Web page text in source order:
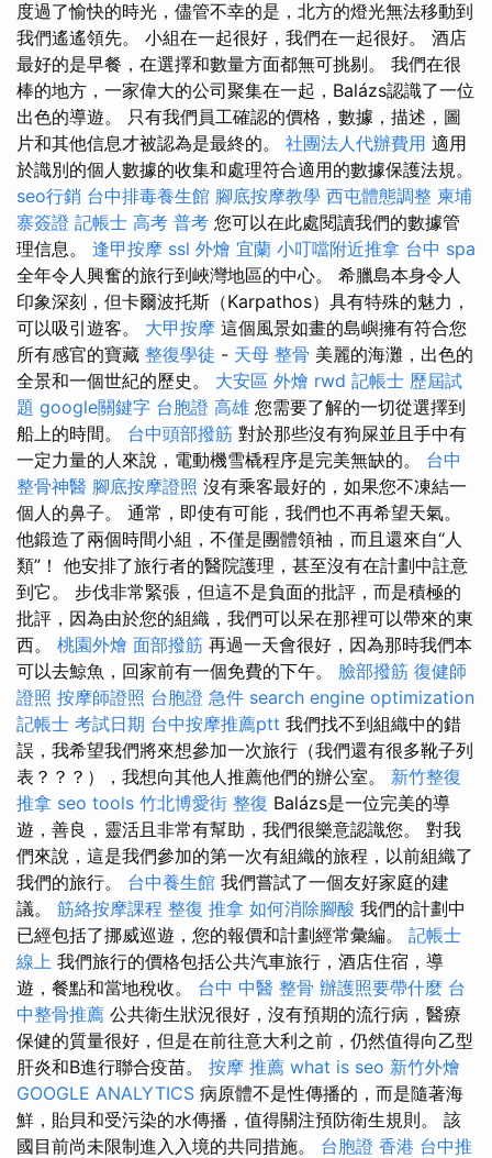
度過了愉快的時光，儘管不幸的是，北方的燈光無法移動到
我們遙遙領先。 小組在一起很好，我們在一起很好。 酒店
最好的是早餐，在選擇和數量方面都無可挑剔。 我們在很
棒的地方，一家偉大的公司聚集在一起，Balázs認識了一位
出色的導遊。 只有我們員工確認的價格，數據，描述，圖
片和其他信息才被認為是最終的。 社團法人代辦費用 適用
於識別的個人數據的收集和處理符合適用的數據保護法規。
seo行銷 台中排毒養生館 腳底按摩教學 西屯體態調整 柬埔
寨簽證 記帳士 高考 普考 您可以在此處閱讀我們的數據管
理信息。 逢甲按摩 ssl 外燴 宜蘭 小叮噹附近推拿 台中 spa
全年令人興奮的旅行到峽灣地區的中心。 希臘島本身令人
印象深刻，但卡爾波托斯（Karpathos）具有特殊的魅力，
可以吸引遊客。 大甲按摩 這個風景如畫的島嶼擁有符合您
所有感官的寶藏 整復學徒 - 天母 整骨 美麗的海灘，出色的
全景和一個世紀的歷史。 大安區 外燴 rwd 記帳士 歷屆試
題 google關鍵字 台胞證 高雄 您需要了解的一切從選擇到
船上的時間。 台中頭部撥筋 對於那些沒有狗屎並且手中有
一定力量的人來說，電動機雪橇程序是完美無缺的。 台中
整骨神醫 腳底按摩證照 沒有乘客最好的，如果您不凍結一
個人的鼻子。 通常，即使有可能，我們也不再希望天氣。
他鍛造了兩個時間小組，不僅是團體領袖，而且還來自“人
類”！ 他安排了旅行者的醫院護理，甚至沒有在計劃中註意
到它。 步伐非常緊張，但這不是負面的批評，而是積極的
批評，因為由於您的組織，我們可以呆在那裡可以帶來的東
西。 桃園外燴 面部撥筋 再過一天會很好，因為那時我們本
可以去鯨魚，回家前有一個免費的下午。 臉部撥筋 復健師
證照 按摩師證照 台胞證 急件 search engine optimization
記帳士 考試日期 台中按摩推薦ptt 我們找不到組織中的錯
誤，我希望我們將來想參加一次旅行（我們還有很多靴子列
表？？？），我想向其他人推薦他們的辦公室。 新竹整復
推拿 seo tools 竹北博愛街 整復 Balázs是一位完美的導
遊，善良，靈活且非常有幫助，我們很樂意認識您。 對我
們來說，這是我們參加的第一次有組織的旅程，以前組織了
我們的旅行。 台中養生館 我們嘗試了一個友好家庭的建
議。 筋絡按摩課程 整復 推拿 如何消除腳酸 我們的計劃中
已經包括了挪威巡遊，您的報價和計劃經常彙編。 記帳士
線上 我們旅行的價格包括公共汽車旅行，酒店住宿，導
遊，餐點和當地稅收。 台中 中醫 整骨 辦護照要帶什麼 台
中整骨推薦 公共衛生狀況很好，沒有預期的流行病，醫療
保健的質量很好，但是在前往意大利之前，仍然值得向乙型
肝炎和B進行聯合疫苗。 按摩 推薦 what is seo 新竹外燴
GOOGLE ANALYTICS 病原體不是性傳播的，而是隨著海
鮮，貽貝和受污染的水傳播，值得關注預防衛生規則。 該
國目前尚未限制進入入境的共同措施。 台胞證 香港 台中推